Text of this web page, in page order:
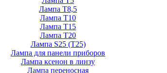
Лампа T8,5
Лампа T10
Лампа T15
Лампа T20
Лампа S25 (T25)
Лампа для панели приборов
Лампа ксенон в линзу
Лампа переносная